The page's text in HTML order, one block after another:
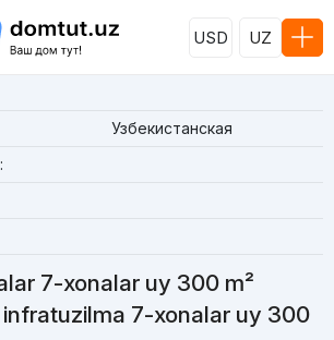
USD UZ
Узбекистанская
7-xonalar uy 300 m²
7-xonalar uy 300